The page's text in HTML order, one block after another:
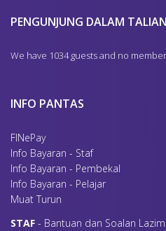
PENGUNJUNG DALAM TALIAN
We have 1034 guests and no
INFO PANTAS
FINePay
Info Bayaran - Staf
Info Bayaran - Pembekal
Info Bayaran - Pelajar
Muat Turun
STAF - Bantuan dan Soalan Lazim